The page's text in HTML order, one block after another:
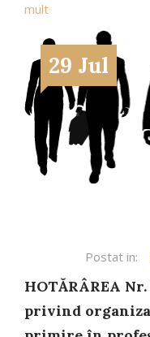
mult
29 Jul
Postat in:
HOTĂRÂREA
privind